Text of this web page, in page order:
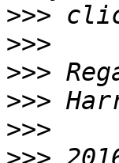
>>>
>>>
>>>
>>>
>>>